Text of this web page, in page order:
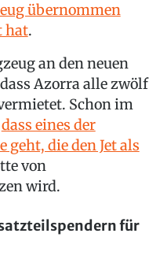
übernommen
hat.
an den neuen
Azorra alle zwölf
Schon im
dass eines der
geht, die den Jet als
von
wird.
für